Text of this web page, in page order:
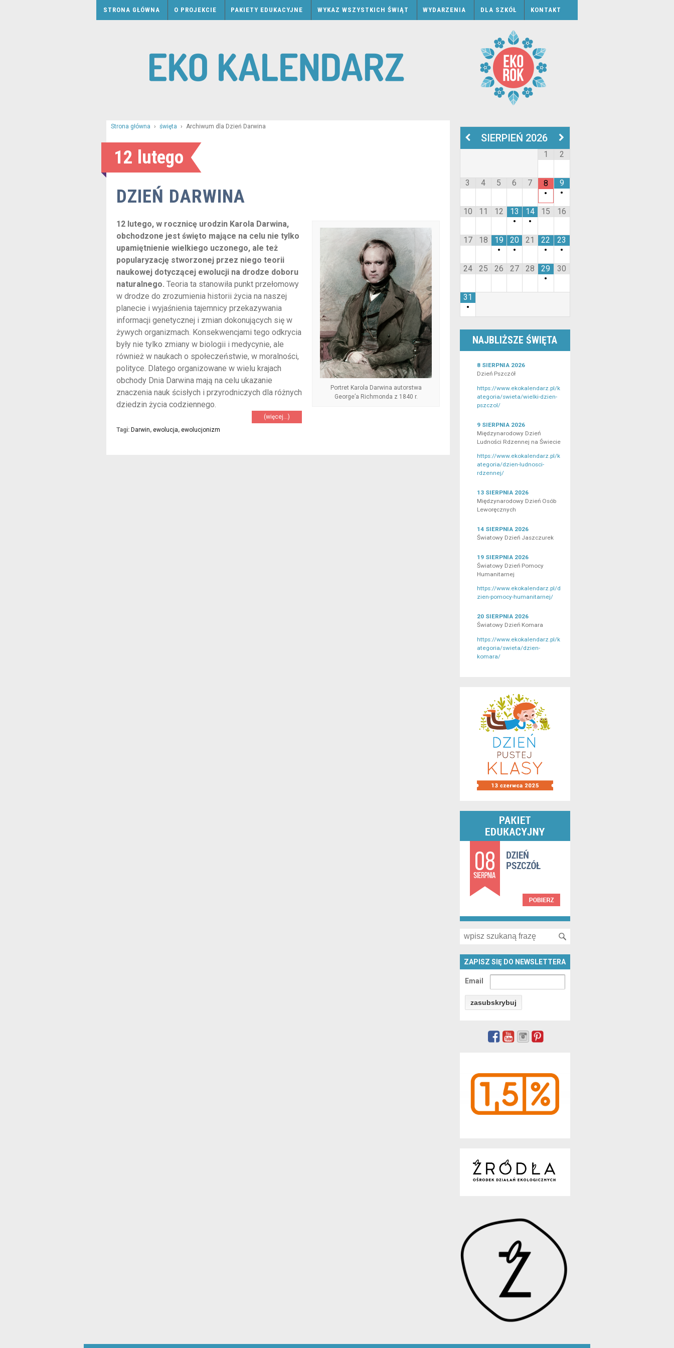
STRONA GŁÓWNA O PROJEKCIE PAKIETY EDUKACYJNE WYKAZ WSZYSTKICH ŚWIĄT WYDARZENIA DLA SZKÓŁ KONTAKT
Strona główna › święta › Archiwum dla Dzień Darwina
12 lutego
DZIEŃ DARWINA
Portret Karola Darwina autorstwa
George’a Richmonda z 1840 r.
12 lutego, w rocznicę urodzin Karola Darwina,
obchodzone jest święto mające na celu nie tylko
upamiętnienie wielkiego uczonego, ale też
popularyzację stworzonej przez niego teorii
naukowej dotyczącej ewolucji na drodze doboru
naturalnego. Teoria ta stanowiła punkt przełomowy
w drodze do zrozumienia historii życia na naszej
planecie i wyjaśnienia tajemnicy przekazywania
informacji genetycznej i zmian dokonujących się w
żywych organizmach. Konsekwencjami tego odkrycia
były nie tylko zmiany w biologii i medycynie, ale
również w naukach o społeczeństwie, w moralności,
polityce. Dlatego organizowane w wielu krajach
obchody Dnia Darwina mają na celu ukazanie
znaczenia nauk ścisłych i przyrodniczych dla różnych
dziedzin życia codziennego.
(więcej…)
Tagi: Darwin, ewolucja, ewolucjonizm
SIERPIEŃ 2026
1 2
3 4 5 6 7
8
•
9
•
10
11 12
13
•
14
•
15 16
17 18
19
•
20
•
21
22
•
23
•
24
25 26 27 28
29
•
30
31
•
NAJBLIŻSZE ŚWIĘTA
8 SIERPNIA 2026
Dzień Pszczół
https://www.ekokalendarz.pl/k
ategoria/swieta/wielki-dzien-
pszczol/
9 SIERPNIA 2026
Międzynarodowy Dzień
Ludności Rdzennej na Świecie
https://www.ekokalendarz.pl/k
ategoria/dzien-ludnosci-
rdzennej/
13 SIERPNIA 2026
Międzynarodowy Dzień Osób
Leworęcznych
14 SIERPNIA 2026
Światowy Dzień Jaszczurek
19 SIERPNIA 2026
Światowy Dzień Pomocy
Humanitarnej
https://www.ekokalendarz.pl/d
zien-pomocy-humanitarnej/
20 SIERPNIA 2026
Światowy Dzień Komara
https://www.ekokalendarz.pl/k
ategoria/swieta/dzien-
komara/
Search for:
ZAPISZ SIĘ DO NEWSLETTERA
Email